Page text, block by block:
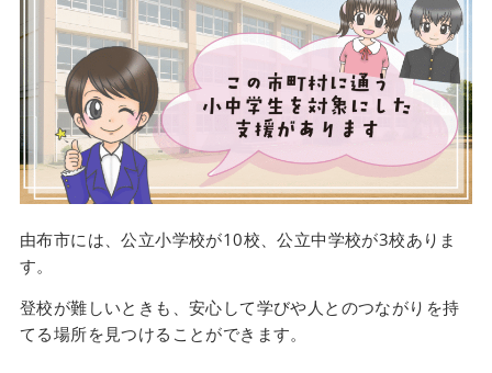
由布市には、公立小学校が10校、公立中学校が3校ありま
す。
登校が難しいときも、安心して学びや人とのつながりを持
てる場所を見つけることができます。